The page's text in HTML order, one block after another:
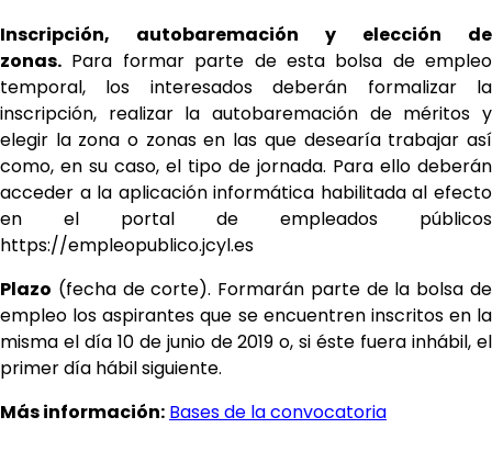
Inscripción, autobaremación y elección de
zonas. Para formar parte de esta bolsa de empleo
temporal, los interesados deberán formalizar la
inscripción, realizar la autobaremación de méritos y
elegir la zona o zonas en las que desearía trabajar así
como, en su caso, el tipo de jornada. Para ello deberán
acceder a la aplicación informática habilitada al efecto
en el portal de empleados públicos
https://empleopublico.jcyl.es
Plazo (fecha de corte). Formarán parte de la bolsa de
empleo los aspirantes que se encuentren inscritos en la
misma el día 10 de junio de 2019 o, si éste fuera inhábil, el
primer día hábil siguiente.
Más información: Bases de la convocatoria